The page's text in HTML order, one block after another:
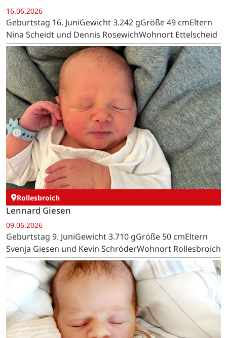
16.06.2026
Geburtstag 16. JuniGewicht 3.242 gGröße 49 cmEltern
Nina Scheidt und Dennis RosewichWohnort Ettelscheid
Rollesbroich
Lennard Giesen
09.06.2026
Geburtstag 9. JuniGewicht 3.710 gGröße 50 cmEltern
Svenja Giesen und Kevin SchröderWohnort Rollesbroich